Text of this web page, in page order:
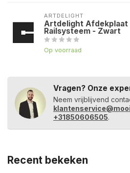
ARTDELIGHT
Artdelight Afdekplaat
Railsysteem - Zwart
Op voorraad
Vragen? Onze
Neem vrijblijvend
+31850606505.
Recent bekeken